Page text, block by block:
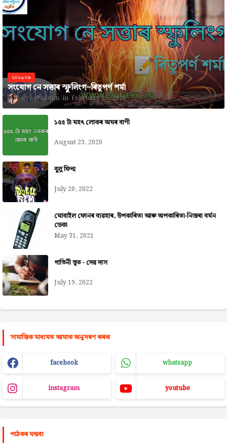
২০২৬০৮
সংযোগ নে সত্তাৰ স্ফুলিংগ~ৰিতুপৰ্ণ শৰ্মা
@admin February 25, 2026
১৫৫ টা মহৎ লোকৰ অমৰ বাণী
August 23, 2020
বুলু ফিল্ম
July 20, 2022
মোবাইল ফোনৰ ব্যৱহাৰ, উপকাৰিতা আৰু অপকাৰিতা-নিজৰা বৰ্মন
ডেকা
May 31, 2021
গাভিনী ভূত - দেৱ দাস
July 19, 2022
সামাজিক মাধ্যমত আমাক অনুসৰণ কৰক
facebook whatsapp
instagram youtube
পাঠকৰ মন্তব্য